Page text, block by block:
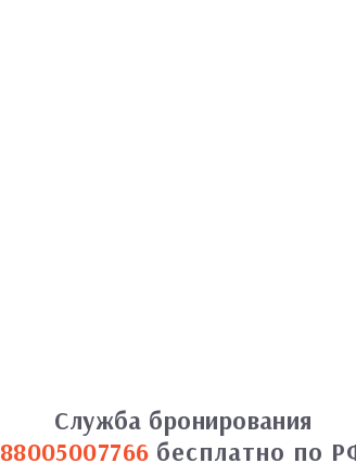
Служба бронирования
88005007766 бесплатно по